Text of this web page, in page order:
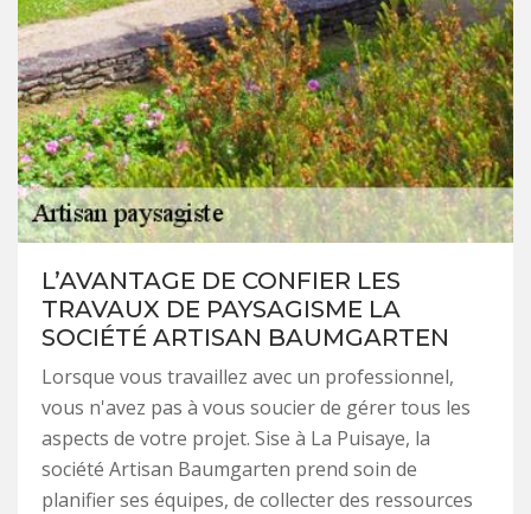
L’AVANTAGE DE CONFIER LES
TRAVAUX DE PAYSAGISME LA
SOCIÉTÉ ARTISAN BAUMGARTEN
Lorsque vous travaillez avec un professionnel,
vous n'avez pas à vous soucier de gérer tous les
aspects de votre projet. Sise à La Puisaye, la
société Artisan Baumgarten prend soin de
planifier ses équipes, de collecter des ressources